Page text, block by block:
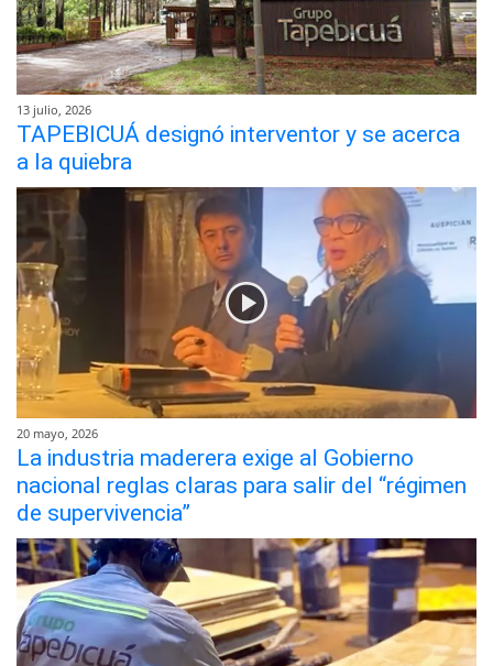
13 julio, 2026
TAPEBICUÁ designó interventor y se acerca
a la quiebra
20 mayo, 2026
La industria maderera exige al Gobierno
nacional reglas claras para salir del “régimen
de supervivencia”